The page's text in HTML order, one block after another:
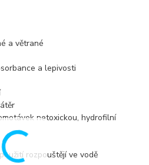
a větrané
a lepivosti
netoxickou, hydrofilní
rozpouštějí ve vodě